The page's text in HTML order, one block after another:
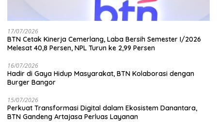
17/07/2026
BTN Cetak Kinerja Cemerlang, Laba Bersih Semester I/2026
Melesat 40,8 Persen, NPL Turun ke 2,99 Persen
16/07/2026
Hadir di Gaya Hidup Masyarakat, BTN Kolaborasi dengan
Burger Bangor
15/07/2026
Perkuat Transformasi Digital dalam Ekosistem Danantara,
BTN Gandeng Artajasa Perluas Layanan